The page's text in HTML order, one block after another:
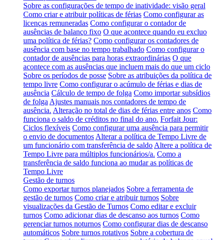
Sobre as configurações de tempo de inatividade: visão geral
Como criar e atribuir políticas de férias Como configurar as
licenças remuneradas Como configurar o contador de
ausências de balanço fixo O que acontece quando eu excluo
uma política de férias? Como configurar os contadores de
ausência com base no tempo trabalhado Como configurar o
contador de ausências para horas extraordinárias O que
acontece com as ausências que incluem mais do que um ciclo
Sobre os períodos de posse Sobre as atribuições da política de
tempo livre Como configurar o acúmulo de férias e dias de
ausência Cálculo de tempo de folga Como importar subsídios
de folga Ajustes manuais nos contadores de tempo de
ausência. Alteração no total de dias de férias entre anos Como
funciona o saldo de créditos no final do ano. Forfait Jour:
Ciclos flexíveis Como configurar uma ausência para permitir
o envio de documentos Alterar a política de Tempo Livre de
um funcionário com transferência de saldo Altere a política de
Tempo Livre para múltiplos funcionários/a. Como a
transferência de saldo funciona ao mudar as políticas de
Tempo Livre
Gestão de turnos
Como exportar turnos planejados Sobre a ferramenta de
gestão de turnos Como criar e atribuir turnos Sobre
visualizações da Gestão de Turnos Como editar e excluir
turnos Como adicionar dias de descanso aos turnos Como
gerenciar turnos noturnos Como configurar dias de descanso
automáticos Sobre turnos rotativos Sobre a cobertura de